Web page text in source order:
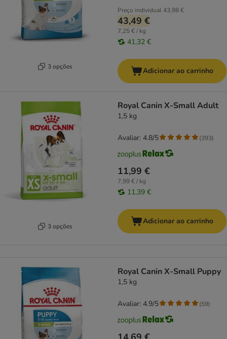
3 opções
Preço individual43,98 €
43,49 €
7,25 € / kg
41,32 €
Adicionar ao carrinho
3 opções
Royal Canin X-Small Adult
1,5 kg
11,99 €
7,99 € / kg
11,39 €
Avaliar: 4.8/5 (393)
Adicionar ao carrinho
Royal Canin X-Small Puppy
1,5 kg
Avaliar: 4.9/5 (59)